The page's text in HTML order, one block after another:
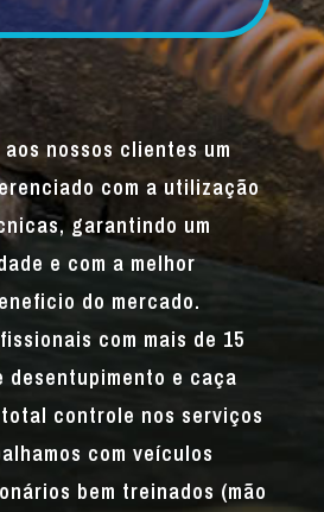
nossos clientes um
com a utilização
garantindo um
e com a melhor
do mercado.
com mais de 15
desentupimento e caça
controle nos serviços
com veículos
bem treinados (mão